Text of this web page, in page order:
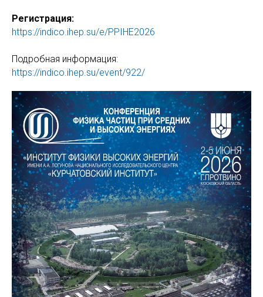
Регистрация:
https://indico.ihep.su/e/PPIHE2026
Подробная информация:
https://indico.ihep.su/event/922/